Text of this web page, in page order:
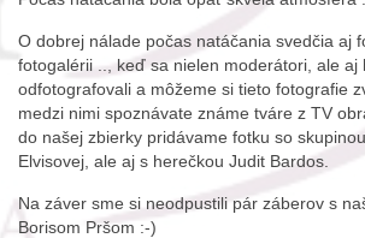
O dobrej nálade počas natáčania svedčia aj
fotogalérii .., keď sa nielen moderátori, ale aj
odfotografovali a môžeme si tieto fotografie
medzi nimi spoznávate známe tváre z TV
do našej zbierky pridávame fotku so
Elvisovej, ale aj s herečkou Judit Bardos.
Na záver sme si neodpustili pár záberov s
Borisom Pršom :-)